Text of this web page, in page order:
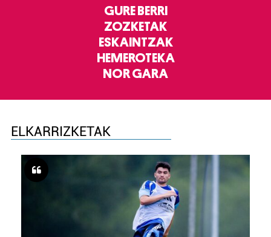
GURE BERRI
ZOZKETAK
ESKAINTZAK
HEMEROTEKA
NOR GARA
ELKARRIZKETAK